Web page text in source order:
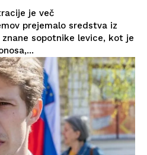
je več
prejemalo sredstva iz
sopotnike levice, kot je